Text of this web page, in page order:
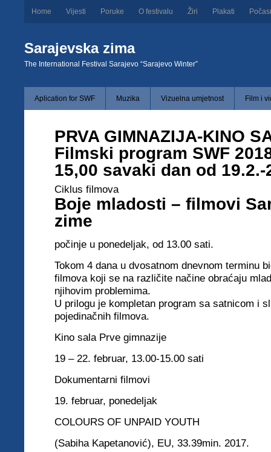
Home Vijesti Poruke O festivalu Žiri Plakati
Sarajevska zima
The International Festival Sarajevo “Sarajevo Winter”
Aplication for SWF Muzika Vizuelna umjetnost Film i
PRVA GIMNAZIJA-KINO
Filmski program SWF
15,00 savaki dan od 19.2.-
Ciklus filmova
Boje mladosti – filmovi
zime
počinje u ponedeljak, od 13.00 sati.
Tokom 4 dana u dvosatnom dnevnom terminu
filmova koji se na različite načine obraćaju
njihovim problemima.
U prilogu je kompletan program sa satnicom i
pojedinačnih filmova.
Kino sala Prve gimnazije
19 – 22. februar, 13.00-15.00 sati
Dokumentarni filmovi
19. februar, ponedeljak
COLOURS OF UNPAID YOUTH
(Sabiha Kapetanović), EU, 33.39min. 2017.